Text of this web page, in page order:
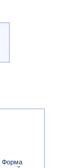
Форма